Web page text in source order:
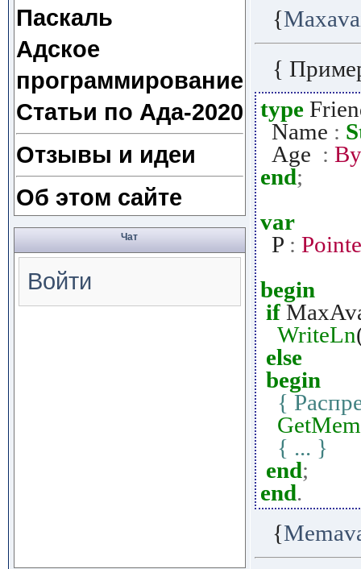
Паскаль
Адское
программирование
Статьи по Ада-2020
Отзывы и идеи
Об этом сайте
Чат
Войти
{
{
type
Name :
Age :
end;
var
P :
begin
if
WriteLn
else
begin
{
GetMem
{ ... }
end;
end.
{